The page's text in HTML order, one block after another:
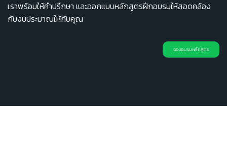
เราพร้อมให้คำปรึกษา และออกแบบหลักสูตรฝึกอบรมให้สอดคล้อง
กับงบประมาณให้กับคุณ
จองอบรมหลักสูตร